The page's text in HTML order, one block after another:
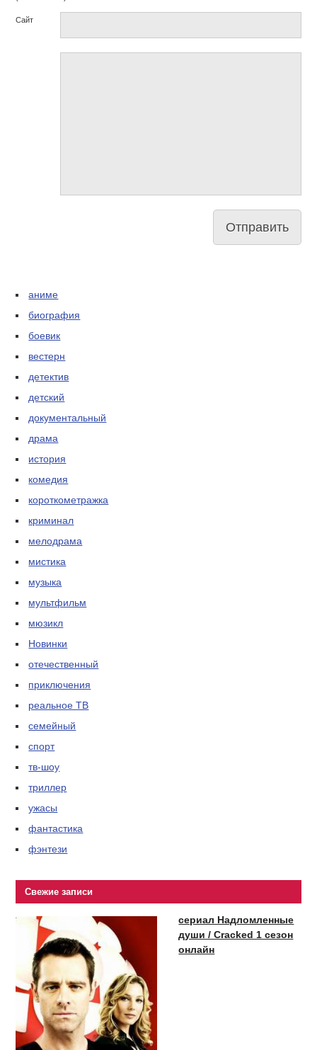
Сайт
аниме
биография
боевик
вестерн
детектив
детский
документальный
драма
история
комедия
короткометражка
криминал
мелодрама
мистика
музыка
мультфильм
мюзикл
Новинки
отечественный
приключения
реальное ТВ
семейный
спорт
тв-шоу
триллер
ужасы
фантастика
фэнтези
Свежие записи
сериал Надломленные
души / Cracked 1 сезон
онлайн